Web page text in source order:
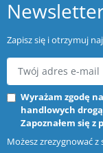
Zapisz się i otrzymuj
Wyrażam zgodę
handlowych
Zapoznałem się z
Możesz zrezygnować